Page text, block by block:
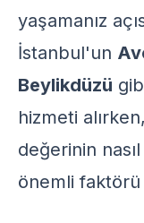
yaşamanız
İstanbul'un
Beylikdüzü
hizmeti
değerinin
önemli